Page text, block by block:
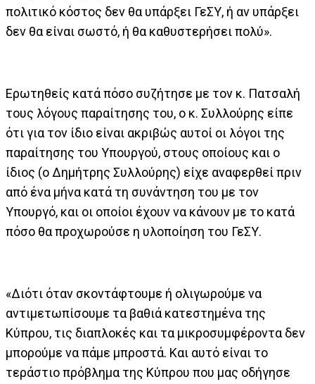
πολιτικό κόστος δεν θα υπάρξει ΓεΣΥ, ή αν υπάρξει
δεν θα είναι σωστό, ή θα καθυστερήσει πολύ».
Ερωτηθείς κατά πόσο συζήτησε με τον κ. Πατσαλή
τους λόγους παραίτησης του, ο κ. Συλλούρης είπε
ότι για τον ίδιο είναι ακριβώς αυτοί οι λόγοι της
παραίτησης του Υπουργού, στους οποίους και ο
ίδιος (ο Δημήτρης Συλλούρης) είχε αναφερθεί πριν
από ένα μήνα κατά τη συνάντηση του με τον
Υπουργό, και οι οποίοι έχουν να κάνουν με το κατά
πόσο θα προχωρούσε η υλοποίηση του ΓεΣΥ.
«Διότι όταν σκοντάφτουμε ή ολιγωρούμε να
αντιμετωπίσουμε τα βαθιά κατεστημένα της
Κύπρου, τις διαπλοκές και τα μικροσυμφέροντα δεν
μπορούμε να πάμε μπροστά. Και αυτό είναι το
τεράστιο πρόβλημα της Κύπρου που μας οδήγησε